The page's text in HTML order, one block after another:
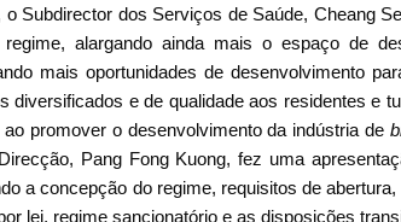
Subdirector dos Serviços de Saúde, Cheang
alargando ainda mais o espaço de
mais oportunidades de desenvolvimento
diversificados e de qualidade aos residentes e
promover o desenvolvimento da indústria de
Pang Fong Kuong, fez uma
a concepção do regime, requisitos de
lei, regime sancionatório e as disposições